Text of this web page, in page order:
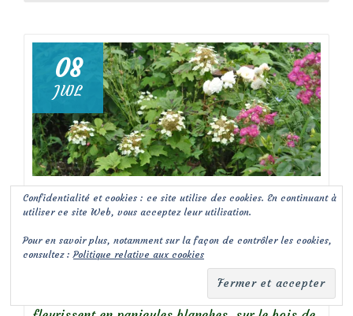
Focus
sur
rosa
‘Guirlande
d’Amour’
08
JUIL
malo Publié dans Arbres & Arbustes 9 commentaires
Hydrangea quercifolia
‘Burgundy’
sont des arbustes qui
Confidentialité et cookies : ce site utilise des cookies. En continuant à
utiliser ce site Web, vous acceptez leur utilisation.
Pour en savoir plus, notamment sur la façon de contrôler les cookies,
consultez :Politique relative aux cookies